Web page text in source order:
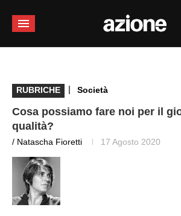
RUBRICHE | Società
Cosa possiamo fare noi per il
qualità?
/ Natascha Fioretti 17 Agosto 2020